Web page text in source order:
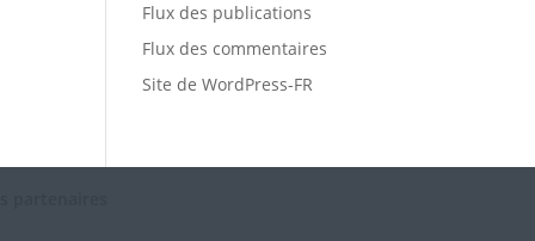
Flux des publications
Flux des commentaires
Site de WordPress-FR